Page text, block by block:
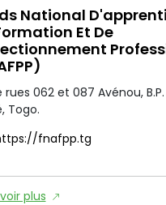
National
Et De
rues 062 et 087 Avénou, B.P.
Togo.
fnafpp.tg
plus